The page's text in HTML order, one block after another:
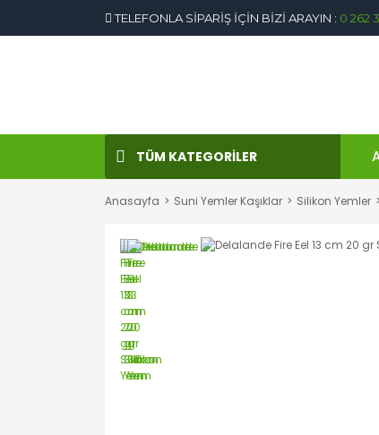
TELEFONLA SİPARİŞ İÇİN BİZİ ARAYIN : 0 262
TÜM KATEGORİLER
Anasayfa Suni Yemler Kaşıklar Silikon Yemler